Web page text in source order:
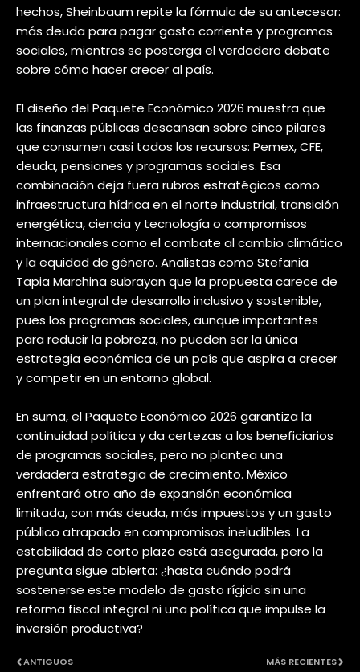
hechos, Sheinbaum repite la fórmula de su antecesor:
más deuda para pagar gasto corriente y programas
sociales, mientras se posterga el verdadero debate
sobre cómo hacer crecer al país.
El diseño del Paquete Económico 2026 muestra que
las finanzas públicas descansan sobre cinco pilares
que consumen casi todos los recursos: Pemex, CFE,
deuda, pensiones y programas sociales. Esa
combinación deja fuera rubros estratégicos como
infraestructura hídrica en el norte industrial, transición
energética, ciencia y tecnología o compromisos
internacionales como el combate al cambio climático
y la equidad de género. Analistas como Stefania
Tapia Marchina subrayan que la propuesta carece de
un plan integral de desarrollo inclusivo y sostenible,
pues los programas sociales, aunque importantes
para reducir la pobreza, no pueden ser la única
estrategia económica de un país que aspira a crecer
y competir en un entorno global.
En suma, el Paquete Económico 2026 garantiza la
continuidad política y da certezas a los beneficiarios
de programas sociales, pero no plantea una
verdadera estrategia de crecimiento. México
enfrentará otro año de expansión económica
limitada, con más deuda, más impuestos y un gasto
público atrapado en compromisos ineludibles. La
estabilidad de corto plazo está asegurada, pero la
pregunta sigue abierta: ¿hasta cuándo podrá
sostenerse este modelo de gasto rígido sin una
reforma fiscal integral ni una política que impulse la
inversión productiva?
MÁS RECIENTES
ANTIGUOS